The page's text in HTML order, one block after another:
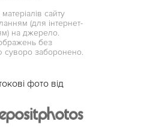
сайту
(для інтернет-
на джерело.
без
суворо заборонено.
фото від